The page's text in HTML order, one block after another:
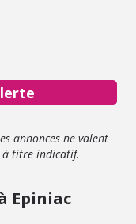
annonces ne valent
titre indicatif.
Epiniac